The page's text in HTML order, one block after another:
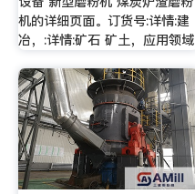
机的详细页面。订货号:详情:建
冶，:详情:矿石 矿土，应用领域